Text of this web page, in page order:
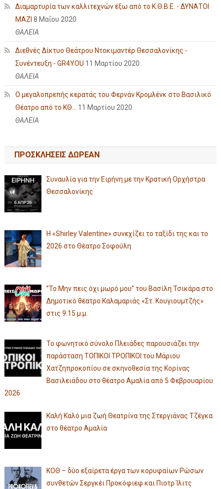
Διαμαρτυρία των καλλιτεχνών έξω από το Κ.Θ.Β.Ε. - ΔΥΝΑΤΟΙ
ΜΑΖΙ 8 Μαΐου 2020
ΘΑΛΕΙΑ
Διεθνές Δίκτυο Θεάτρου Ντοκιμαντέρ Θεσσαλονίκης -
Συνέντευξη - GR4YOU 11 Μαρτίου 2020
ΘΑΛΕΙΑ
Ο μεγαλοπρεπής κερατάς του Φερνάν Κρομλένκ στο Βασιλικό
Θέατρο από το ΚΘ...
11 Μαρτίου 2020
ΘΑΛΕΙΑ
ΠΡΟΣΚΛΗΣΕΙΣ ΔΩΡΕΑΝ
Συναυλία για την Ειρήνη με την Κρατική Ορχήστρα
Θεσσαλονίκης
Η «Shirley Valentine» συνεχίζει το ταξίδι της και το
2026 στο Θέατρο Σοφούλη
”Το Μην πεις όχι μωρό μου” του Βασίλη Τσικάρα στο
Δημοτικό θέατρο Καλαμαριάς «Στ. Κουγιουμτζής»
στις 9:15 μ.μ.
Το φωνητικό σύνολο Πλειάδες παρουσιάζει την
παράσταση ΤΟΠΙΚΟΙ ΤΡΟΠΙΚΟΙ του Μάριου
Χατζηπροκοπίου σε σκηνοθεσία της Κορίνας
Βασιλειάδου στο θέατρο Αμαλία από 5 Φεβρουαρίου
2026
Καλή Καλό μια ζωή Θεατρίνα της Στεργιάνας Τζέγκα
στο θέατρο Αμαλία
ΚΟΘ – δύο εξαίρετα έργα των κορυφαίων Ρώσων
συνθετών Σεργκέι Προκόφιεφ και Πιοτρ Ίλιτς